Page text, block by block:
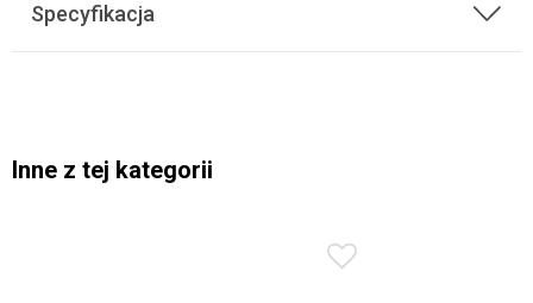
Specyfikacja
Inne z tej kategorii